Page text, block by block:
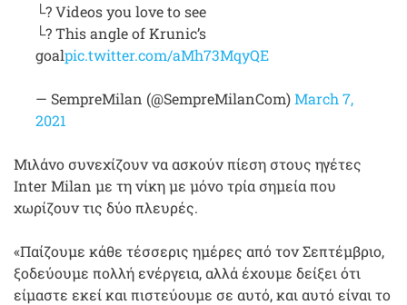
└? Videos you love to see
└? This angle of Krunic’s
goalpic.twitter.com/aMh73MqyQE
— SempreMilan (@SempreMilanCom)March 7,
2021
Μιλάνο συνεχίζουν να ασκούν πίεση στους ηγέτες
Inter Milan με τη νίκη με μόνο τρία σημεία που
χωρίζουν τις δύο πλευρές.
«Παίζουμε κάθε τέσσερις ημέρες από τον Σεπτέμβριο,
ξοδεύουμε πολλή ενέργεια, αλλά έχουμε δείξει ότι
είμαστε εκεί και πιστεύουμε σε αυτό, και αυτό είναι το